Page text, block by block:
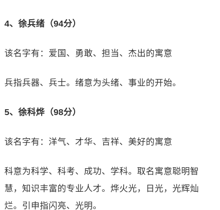
4、徐兵绪（94分）
该名字有：爱国、勇敢、担当、杰出的寓意
兵指兵器、兵士。绪意为头绪、事业的开始。
5、徐科烨（98分）
该名字有：洋气、才华、吉祥、美好的寓意
科意为科学、科考、成功、学科。取名寓意聪明智
慧，知识丰富的专业人才。烨火光，日光，光辉灿
烂。引申指闪亮、光明。